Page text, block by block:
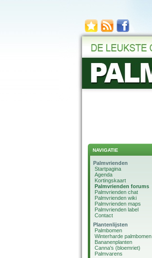
NAVIGATIE
Palmvrienden
Startpagina
Agenda
Kortingskaart
Palmvrienden forums
Palmvrienden chat
Palmvrienden wiki
Palmvrienden maps
Palmvrienden label
Contact
Plantenlijsten
Palmbomen
Winterharde palmbomen
Bananenplanten
Canna's (bloemriet)
Palmvarens